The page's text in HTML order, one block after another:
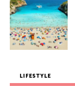
LIFESTYLE